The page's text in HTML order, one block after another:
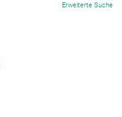
Erweiterte Suche